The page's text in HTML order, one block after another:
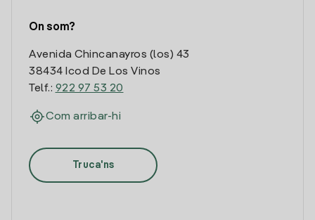
On som?
Avenida Chincanayros (los) 43
38434 Icod De Los Vinos
Telf.: 922 97 53 20
Com arribar-hi
Truca'ns